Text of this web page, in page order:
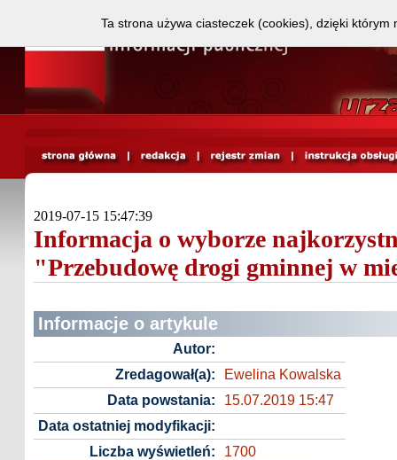
2019-07-15 15:47:39
Informacja o wyborze
"Przebudowę drogi gminnej w
Informacje o artykule
Autor:
Zredagował(a):
Ewelina Kowalska
Data powstania:
15.07.2019 15:47
Data ostatniej modyfikacji:
Liczba wyświetleń:
1700
Ta strona używa ciasteczek (cookies), dzięki którym